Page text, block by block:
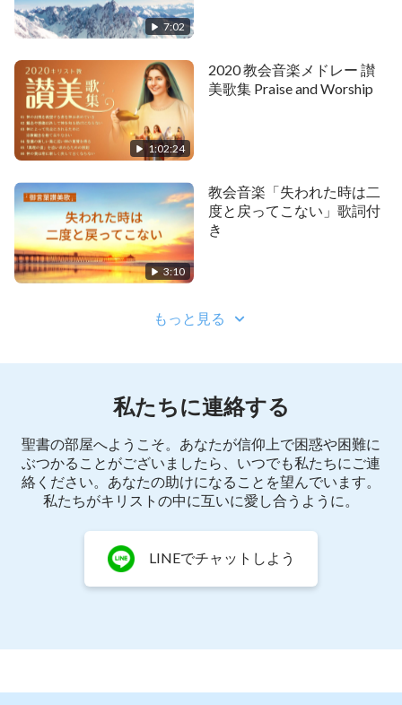
「肉と聖霊の業は、同じ本質から成る」
7:02
1:02:24
2020 教会音楽メドレー 讃
美歌集 Praise and Worship
3:10
教会音楽「失われた時は二
度と戻ってこない」歌詞付
き
もっと見る
私たちに連絡する
聖書の部屋へようこそ。あなたが信仰上で困惑や困難に
ぶつかることがございましたら、いつでも私たちにご連
絡ください。あなたの助けになることを望んでいます。
私たちがキリストの中に互いに愛し合うように。
LINEでチャットしよう